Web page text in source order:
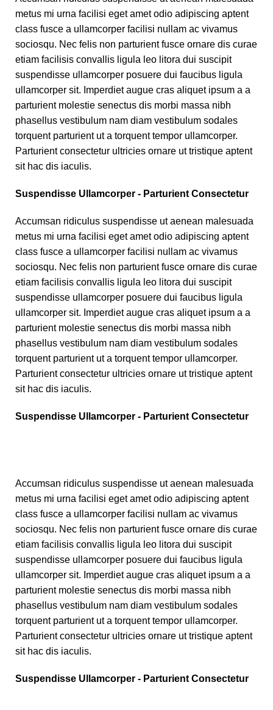
metus mi urna facilisi eget amet odio adipiscing aptent
class fusce a ullamcorper facilisi nullam ac vivamus
sociosqu. Nec felis non parturient fusce ornare dis curae
etiam facilisis convallis ligula leo litora dui suscipit
suspendisse ullamcorper posuere dui faucibus ligula
ullamcorper sit. Imperdiet augue cras aliquet ipsum a a
parturient molestie senectus dis morbi massa nibh
phasellus vestibulum nam diam vestibulum sodales
torquent parturient ut a torquent tempor ullamcorper.
Parturient consectetur ultricies ornare ut tristique aptent
sit hac dis iaculis.
Suspendisse Ullamcorper - Parturient Consectetur
Accumsan ridiculus suspendisse ut aenean malesuada
metus mi urna facilisi eget amet odio adipiscing aptent
class fusce a ullamcorper facilisi nullam ac vivamus
sociosqu. Nec felis non parturient fusce ornare dis curae
etiam facilisis convallis ligula leo litora dui suscipit
suspendisse ullamcorper posuere dui faucibus ligula
ullamcorper sit. Imperdiet augue cras aliquet ipsum a a
parturient molestie senectus dis morbi massa nibh
phasellus vestibulum nam diam vestibulum sodales
torquent parturient ut a torquent tempor ullamcorper.
Parturient consectetur ultricies ornare ut tristique aptent
sit hac dis iaculis.
Suspendisse Ullamcorper - Parturient Consectetur
Accumsan ridiculus suspendisse ut aenean malesuada
metus mi urna facilisi eget amet odio adipiscing aptent
class fusce a ullamcorper facilisi nullam ac vivamus
sociosqu. Nec felis non parturient fusce ornare dis curae
etiam facilisis convallis ligula leo litora dui suscipit
suspendisse ullamcorper posuere dui faucibus ligula
ullamcorper sit. Imperdiet augue cras aliquet ipsum a a
parturient molestie senectus dis morbi massa nibh
phasellus vestibulum nam diam vestibulum sodales
torquent parturient ut a torquent tempor ullamcorper.
Parturient consectetur ultricies ornare ut tristique aptent
sit hac dis iaculis.
Suspendisse Ullamcorper - Parturient Consectetur